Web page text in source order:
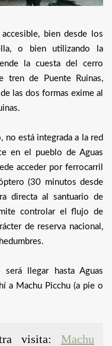
bien desde los
o bien utilizando la
la cuesta del cerro
tren de Puente Ruinas,
las dos formas exime al
no está integrada a la red
en el pueblo de Aguas
acceder por ferrocarril
(30 minutos desde
directa al santuario de
controlar el flujo de
de reserva nacional,
llegar hasta Aguas
a Machu Picchu (a pie o
visita: Machu